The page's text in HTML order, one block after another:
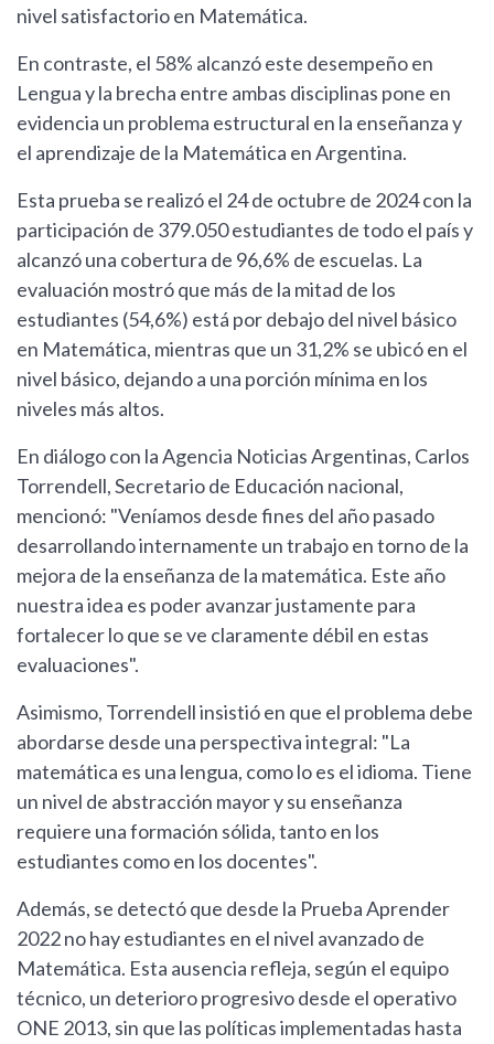
nivel satisfactorio en Matemática.
En contraste, el 58% alcanzó este desempeño en
Lengua y la brecha entre ambas disciplinas pone en
evidencia un problema estructural en la enseñanza y
el aprendizaje de la Matemática en Argentina.
Esta prueba se realizó el 24 de octubre de 2024 con la
participación de 379.050 estudiantes de todo el país y
alcanzó una cobertura de 96,6% de escuelas. La
evaluación mostró que más de la mitad de los
estudiantes (54,6%) está por debajo del nivel básico
en Matemática, mientras que un 31,2% se ubicó en el
nivel básico, dejando a una porción mínima en los
niveles más altos.
En diálogo con la Agencia Noticias Argentinas, Carlos
Torrendell, Secretario de Educación nacional,
mencionó: "Veníamos desde fines del año pasado
desarrollando internamente un trabajo en torno de la
mejora de la enseñanza de la matemática. Este año
nuestra idea es poder avanzar justamente para
fortalecer lo que se ve claramente débil en estas
evaluaciones".
Asimismo, Torrendell insistió en que el problema debe
abordarse desde una perspectiva integral: "La
matemática es una lengua, como lo es el idioma. Tiene
un nivel de abstracción mayor y su enseñanza
requiere una formación sólida, tanto en los
estudiantes como en los docentes".
Además, se detectó que desde la Prueba Aprender
2022 no hay estudiantes en el nivel avanzado de
Matemática. Esta ausencia refleja, según el equipo
técnico, un deterioro progresivo desde el operativo
ONE 2013, sin que las políticas implementadas hasta